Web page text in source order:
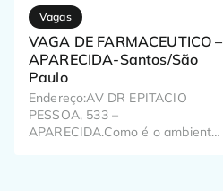
Vagas
VAGA DE FARMACEUTICO –
APARECIDA-Santos/São
Paulo
Endereço:AV DR EPITACIO
PESSOA, 533 –
APARECIDA.Como é o ambiente